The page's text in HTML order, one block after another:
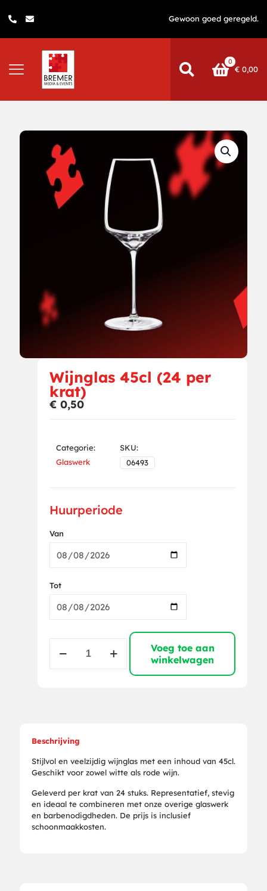
Gewoon goed geregeld.
0
€ 0,00
Wijnglas 45cl (24 per
krat)
€ 0,50
Categorie:
Glaswerk
SKU:
06493
Huurperiode
Van
Tot
45cl
Voeg toe aan
winkelwagen
Beschrijving
Stijlvol en veelzijdig wijnglas met een inhoud van 45cl.
Geschikt voor zowel witte als rode wijn.
Geleverd per krat van 24 stuks. Representatief, stevig
en ideaal te combineren met onze overige glaswerk
en barbenodigdheden. De prijs is inclusief
schoonmaakkosten.